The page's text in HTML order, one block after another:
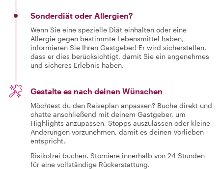
Sonderdiät oder Allergien?
Wenn Sie eine spezielle Diät einhalten oder eine
Allergie gegen bestimmte Lebensmittel haben,
informieren Sie Ihren Gastgeber! Er wird sicherstellen,
dass er dies berücksichtigt, damit Sie ein angenehmes
und sicheres Erlebnis haben.
Gestalte es nach deinen Wünschen
Möchtest du den Reiseplan anpassen? Buche direkt und
chatte anschließend mit deinem Gastgeber, um
Highlights anzupassen, Stopps auszulassen oder kleine
Änderungen vorzunehmen, damit es deinen Vorlieben
entspricht.
Risikofrei buchen. Storniere innerhalb von 24 Stunden
für eine vollständige Rückerstattung.